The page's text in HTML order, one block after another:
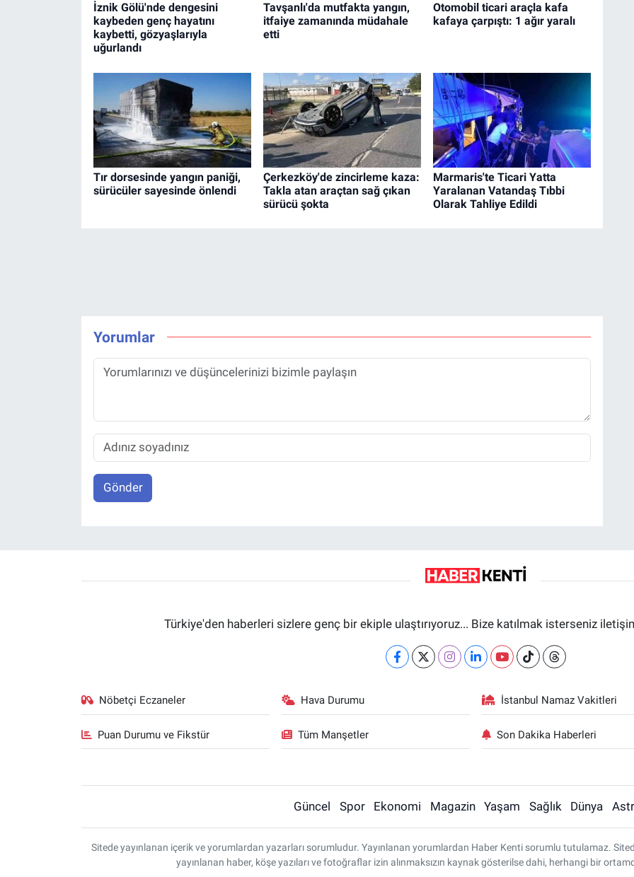
İznik Gölü'nde dengesini
kaybeden genç hayatını
kaybetti, gözyaşlarıyla
uğurlandı
Tavşanlı'da mutfakta yangın,
itfaiye zamanında müdahale
etti
Otomobil ticari araçla kafa
kafaya çarpıştı: 1 ağır yaralı
Tır dorsesinde yangın paniği,
sürücüler sayesinde önlendi
Çerkezköy'de zincirleme kaza:
Takla atan araçtan sağ çıkan
sürücü şokta
Marmaris'te Ticari Yatta
Yaralanan Vatandaş Tıbbi
Olarak Tahliye Edildi
Yorumlar
Gönder
Türkiye'den haberleri sizlere genç bir ekiple ulaştırıyoruz... Bize katılmak isterseniz
Nöbetçi Eczaneler Hava Durumu İstanbul Namaz Vakitleri
Puan Durumu ve Fikstür Tüm Manşetler Son Dakika Haberleri
Güncel Spor Ekonomi Magazin Yaşam Sağlık Dünya
Sitede yayınlanan içerik ve yorumlardan yazarları sorumludur. Yayınlanan yorumlardan Haber Kenti sorumlu tutulamaz.
yayınlanan haber, köşe yazıları ve fotoğraflar izin alınmaksızın kaynak gösterilse dahi, herhangi bir